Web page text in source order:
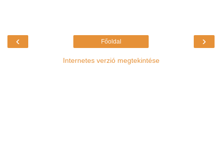
‹ ›
Főoldal
Internetes verzió megtekintése